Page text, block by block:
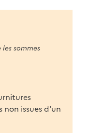
sommes
non issues d'un